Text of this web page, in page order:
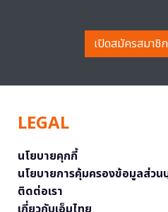
เปิดสมัครสมาชิ
LEGAL
นโยบายคุกกี้
นโยบายการคุ้มครองข้อมูลส่วน
ติดต่อเรา